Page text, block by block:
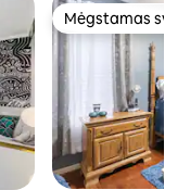
Mėgstamas
Mėgstamas